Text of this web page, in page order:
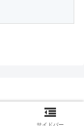
サイドバー